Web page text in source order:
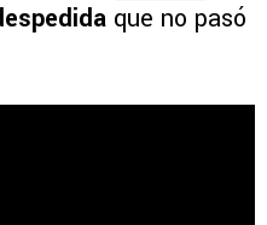
que no pasó